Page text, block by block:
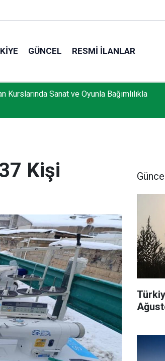
GÜNCEL RESMI İLANLAR
Kurslarında Sanat ve Oyunla Bağımlılıkla
Kişi